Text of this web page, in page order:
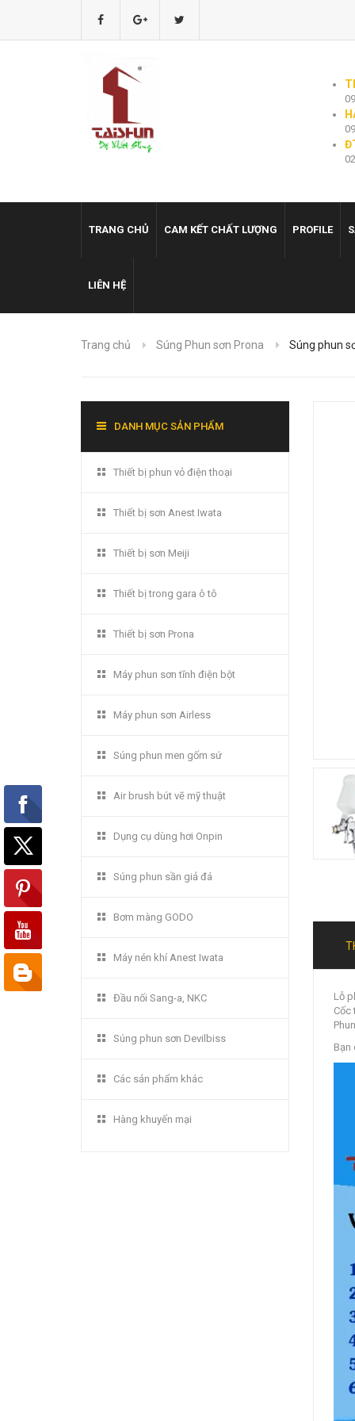
TRANG CHỦ CAM KẾT CHẤT LƯỢNG PROFILE
LIÊN HỆ
Trang chủ Súng Phun sơn Prona Súng phun
Lỗ
Cốc
Bạn
DANH MỤC SẢN PHẨM
Thiết bị phun vỏ điện thoại
Thiết bị sơn Anest Iwata
Thiết bị sơn Meiji
Thiết bị trong gara ô tô
Thiết bị sơn Prona
Máy phun sơn tĩnh điện bột
Máy phun sơn Airless
Súng phun men gốm sứ
Air brush bút vẽ mỹ thuật
Dụng cụ dùng hơi Onpin
Súng phun sần giả đá
Bơm màng GODO
Máy nén khí Anest Iwata
Đầu nối Sang-a, NKC
Súng phun sơn Devilbiss
Các sản phẩm khác
Hàng khuyến mại